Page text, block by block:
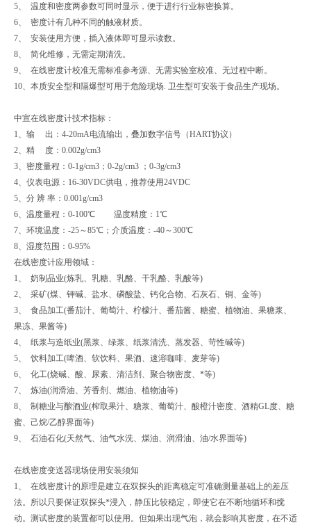
5、 温度和密度两参数可同时显示，便于进行行业标密换算。
6、 密度计有几种不同的触液材质。
7、 安装使用方便，插入液体即可显示读数。
8、 简化维修，无需定期清洗。
9、 在线密度计校准无需标准参考源、无需实验室校准、无过程中断。
10、本质安全型和隔爆型可用于危险现场. 卫生型可安装于食品生产现场。
中宣在线密度计技术指标：
1、输 出：4-20mA电流输出，叠加数字信号（HART协议）
2、精 度：0.002g/cm3
3、密度量程：0-1g/cm3；0-2g/cm3 ；0-3g/cm3
4、仪表电源：16-30VDC供电，推荐使用24VDC
5、分 辨 率：0.001g/cm3
6、温度量程：0-100℃ 温度精度：1℃
7、环境温度：-25～85℃；介质温度：-40～300℃
8、湿度范围：0-95%
在线密度计应用领域：
1、 奶制品业(炼乳、乳糖、乳酪、干乳酪、乳酸等)
2、 采矿(煤、钾碱、盐水、磷酸盐、钙化合物、石灰石、铜、金等)
3、 食品加工(番茄汁、葡萄汁、柠檬汁、番茄酱、糖蜜、植物油、果糖浆、
果冻、果酱等)
4、 纸浆与造纸业(黑浆、绿浆、纸浆清洗、蒸发器、苛性碱等)
5、 饮料加工(啤酒、软饮料、果酒、速溶咖啡、麦芽等)
6、 化工(烧碱、酸、尿素、清洁剂、聚合物密度、*等)
7、 炼油(润滑油、芳香剂、燃油、植物油等)
8、 制糖业与酿酒业(榨取果汁、糖浆、葡萄汁、酸橙汁密度、酒精GL度、糖
蜜、己烷/乙醇界面等)
9、 石油石化(天然气、油气水洗、煤油、润滑油、油/水界面等)
在线密度变送器现场使用安装须知
1、 在线密度计的原理是建立在双探头的距离稳定可准确测量基础上的差压
法。所以只要保证双探头*浸入，静压比较稳定，即使它在不断地循环和搅
动。测试密度的装置都可以使用。但如果出现气泡，就会影响其密度，在不适